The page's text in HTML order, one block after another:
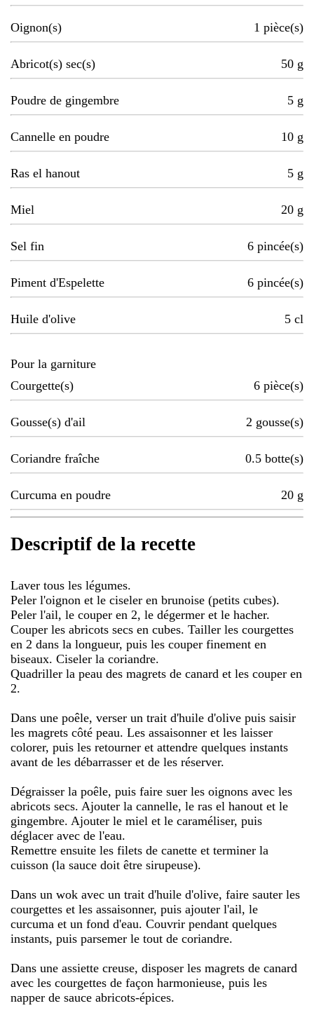
Oignon(s) 1 pièce(s)
Abricot(s) sec(s) 50 g
Poudre de gingembre 5 g
Cannelle en poudre 10 g
Ras el hanout 5 g
Miel 20 g
Sel fin 6 pincée(s)
Piment d'Espelette 6 pincée(s)
Huile d'olive 5 cl
Pour la garniture
Courgette(s)
6 pièce(s)
Gousse(s) d'ail 2 gousse(s)
Coriandre fraîche 0.5 botte(s)
Curcuma en poudre 20 g
Descriptif de la recette
Laver tous les légumes.
Peler l'oignon et le ciseler en brunoise (petits cubes).
Peler l'ail, le couper en 2, le dégermer et le hacher.
Couper les abricots secs en cubes. Tailler les courgettes
en 2 dans la longueur, puis les couper finement en
biseaux. Ciseler la coriandre.
Quadriller la peau des magrets de canard et les couper en
2.
Dans une poêle, verser un trait d'huile d'olive puis saisir
les magrets côté peau. Les assaisonner et les laisser
colorer, puis les retourner et attendre quelques instants
avant de les débarrasser et de les réserver.
Dégraisser la poêle, puis faire suer les oignons avec les
abricots secs. Ajouter la cannelle, le ras el hanout et le
gingembre. Ajouter le miel et le caraméliser, puis
déglacer avec de l'eau.
Remettre ensuite les filets de canette et terminer la
cuisson (la sauce doit être sirupeuse).
Dans un wok avec un trait d'huile d'olive, faire sauter les
courgettes et les assaisonner, puis ajouter l'ail, le
curcuma et un fond d'eau. Couvrir pendant quelques
instants, puis parsemer le tout de coriandre.
Dans une assiette creuse, disposer les magrets de canard
avec les courgettes de façon harmonieuse, puis les
napper de sauce abricots-épices.